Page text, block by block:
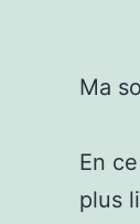
Ma
En
plus